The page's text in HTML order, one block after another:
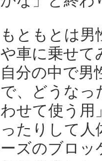
もともとは
や車に乗せて
自分の中で男
で、どうなっ
わせて使う用
ったりして
ーズのブロッ